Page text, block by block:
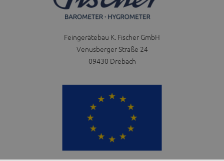
Feingerätebau K. Fischer GmbH
Venusberger Straße 24
09430 Drebach